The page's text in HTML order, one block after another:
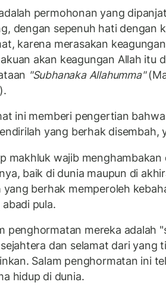
permohonan yang
dengan sepenuh hati dengan
karena merasakan
akan keagungan Allah itu
"Subhanaka Allahumma"
ini memberi pengertian
yang berhak disembah,
makhluk wajib
baik di dunia maupun di
yang berhak memperoleh
pula.
penghormatan mereka adalah
dan selamat dari yang
Salam penghormatan ini
hidup di dunia.